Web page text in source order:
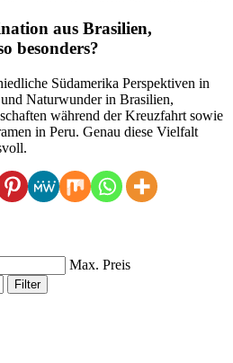
aus Brasilien,
besonders?
Südamerika Perspektiven in
Naturwunder in Brasilien,
während der Kreuzfahrt sowie
in Peru. Genau diese Vielfalt
Max. Preis
Filter